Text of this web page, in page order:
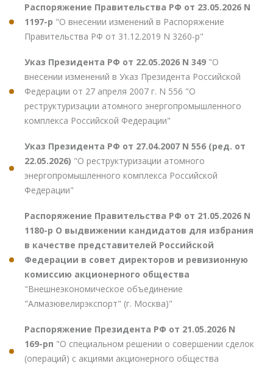
Распоряжение Правительства РФ от 23.05.2026 N
1197-р "О внесении изменений в Распоряжение
Правительства РФ от 31.12.2019 N 3260-р"
Указ Президента РФ от 22.05.2026 N 349 "О
внесении изменений в Указ Президента Российской
Федерации от 27 апреля 2007 г. N 556 "О
реструктуризации атомного энергопромышленного
комплекса Российской Федерации"
Указ Президента РФ от 27.04.2007 N 556 (ред. от
22.05.2026) "О реструктуризации атомного
энергопромышленного комплекса Российской
Федерации"
Распоряжение Правительства РФ от 21.05.2026 N
1180-р О выдвижении кандидатов для избрания
в качестве представителей Российской
Федерации в совет директоров и ревизионную
комиссию акционерного общества
"Внешнеэкономическое объединение
"Алмазювелирэкспорт" (г. Москва)"
Распоряжение Президента РФ от 21.05.2026 N
169-рп "О специальном решении о совершении сделок
(операций) с акциями акционерного общества